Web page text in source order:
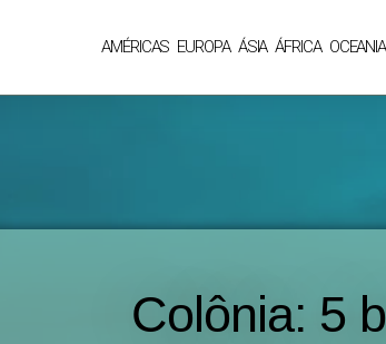
AMÉRICAS EUROPA ÁSIA ÁFRICA OCEANIA
Colônia: 5